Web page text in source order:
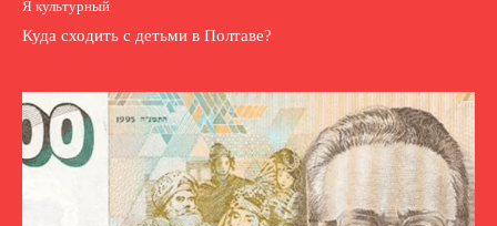
Я культурный
Куда сходить с детьми в Полтаве?